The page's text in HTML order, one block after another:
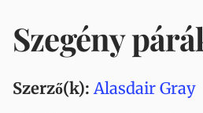
Szegény
Szerző(k): Alasdair Gray